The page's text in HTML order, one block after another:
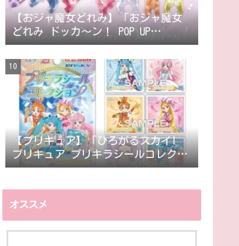
【おジャ魔女どれみ】「おジャ魔女
どれみ ドッカ〜ン！ POP UP
STORE」in キャナルシティオーパが
開催決定！
【プリキュア】「ひろがるスカイ!
プリキュア プリキラシールコレクシ
ョン」7月発売。シール全62種。
オススメ